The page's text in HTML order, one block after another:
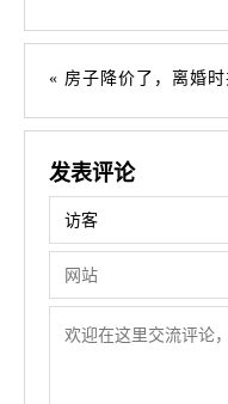
房子降价了，离婚时共同偿还的房贷咋
发表评论